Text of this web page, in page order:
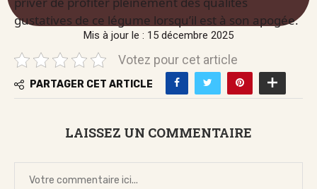
Mis à jour le : 15 décembre 2025
gustatives de ce légume lorsqu’il est à son apogée.
Votez pour cet article
PARTAGER CET ARTICLE
LAISSEZ UN COMMENTAIRE